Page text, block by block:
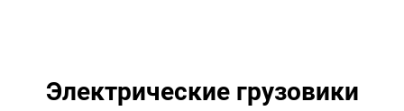
Электрические грузовики